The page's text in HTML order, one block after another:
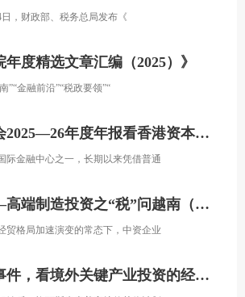
，财政部、税务总局发布《
年度精选文章汇编（2025）》
”“金融前沿”“税政要领”“
年度年报看香港资本市场发展的新方向
际金融中心之一，长期以来凭借普通
制造投资之“税”问越南（上）
贸格局加速演变的常态下，中资企业
看境外关键产业投资的经营处置权风险